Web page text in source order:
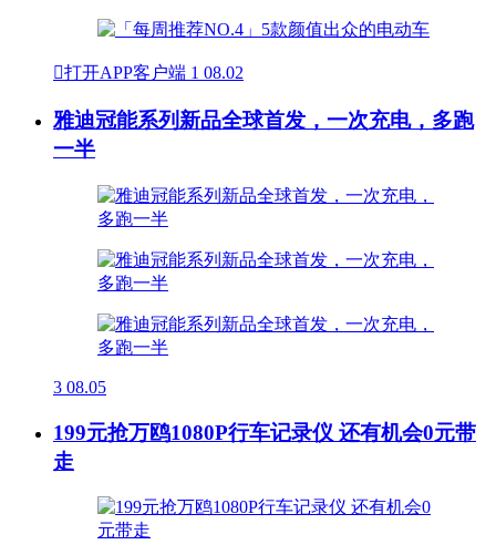
打开APP客户端 1 08.02
雅迪冠能系列新品全球首发，一次充电，多跑
一半
3 08.05
199元抢万鸥1080P行车记录仪 还有机会0元带
走